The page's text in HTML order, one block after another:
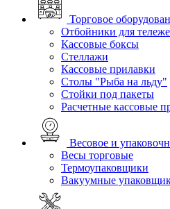
Торговое
Отбойники для
Кассовые боксы
Стеллажи
Кассовые прилавки
Столы "Рыба на льду"
Стойки под пакеты
Расчетные кассовые
Весовое и
Весы торговые
Термоупаковщики
Вакуумные